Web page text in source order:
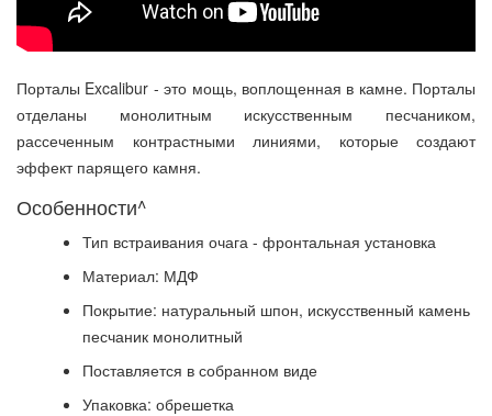
Порталы Excalibur - это мощь, воплощенная в камне. Порталы
отделаны монолитным искусственным песчаником,
рассеченным контрастными линиями, которые создают
эффект парящего камня.
Особенности^
Тип встраивания очага - фронтальная установка
Материал: МДФ
Покрытие: натуральный шпон, искусственный камень
песчаник монолитный
Поставляется в собранном виде
Упаковка: обрешетка